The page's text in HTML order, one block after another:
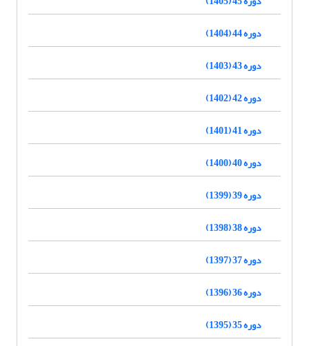
دوره 44 (1404)
دوره 43 (1403)
دوره 42 (1402)
دوره 41 (1401)
دوره 40 (1400)
دوره 39 (1399)
دوره 38 (1398)
دوره 37 (1397)
دوره 36 (1396)
دوره 35 (1395)